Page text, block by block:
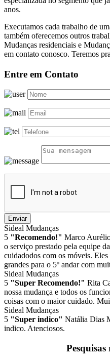
anos.
Executamos cada trabalho de
também oferecemos outros
Mudanças residenciais e
em contato conosco. Teremos
Entre em Contato
Enviar
Sideal Mudanças
5 "Recomendo!" Marco
o serviço prestado pela equipe
cuidadodos com os móveis.
grandes para o 5º andar com
Sideal Mudanças
5 "Super Recomendo!" Rita
nossa mudança e todos os
coisas com o maior cuidado.
Sideal Mudanças
5 "Super indico" Natália Dias
indico. Atenciosos.